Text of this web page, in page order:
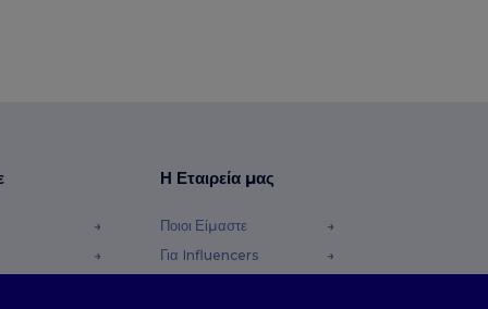
Η Εταιρεία μας
Ποιοι Είμαστε
Για Influencers